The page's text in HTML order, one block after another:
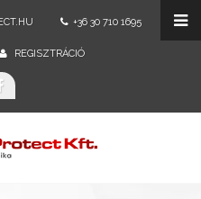
+36 30 710 1695
REGISZTRÁCIÓ